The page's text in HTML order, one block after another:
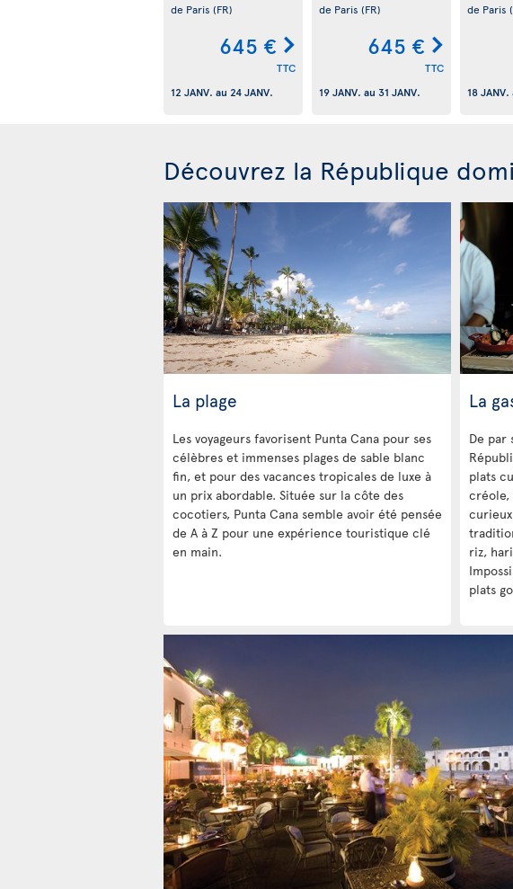
de Paris (FR)
645 €
TTC
12 JANV. au 24 JANV.
de Paris (FR)
645 €
TTC
19 JANV. au 31 JANV.
de Paris
18 JANV.
Découvrez la République
La plage
Les voyageurs favorisent Punta Cana pour ses
célèbres et immenses plages de sable blanc
fin, et pour des vacances tropicales de luxe à
un prix abordable. Située sur la côte des
cocotiers, Punta Cana semble avoir été pensée
de A à Z pour une expérience touristique clé
en main.
La
De par
plats
créole,
riz,
plats